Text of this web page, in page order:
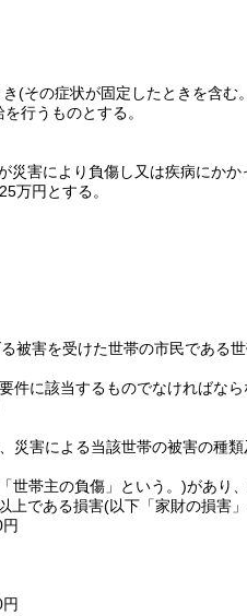
(その症状が固定したときを含む
行うものとする。
害により負傷し又は疾病にか
万円とする。
被害を受けた世帯の市民である
に該当するものでなければなら
災害による当該世帯の被害の種
世帯主の負傷」という。)があり
上である損害(以下「家財の損害